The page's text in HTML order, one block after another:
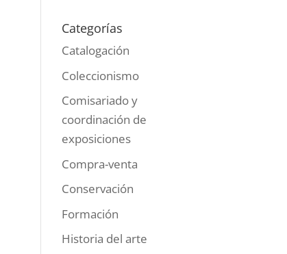
Categorías
Catalogación
Coleccionismo
Comisariado y
coordinación de
exposiciones
Compra-venta
Conservación
Formación
Historia del arte